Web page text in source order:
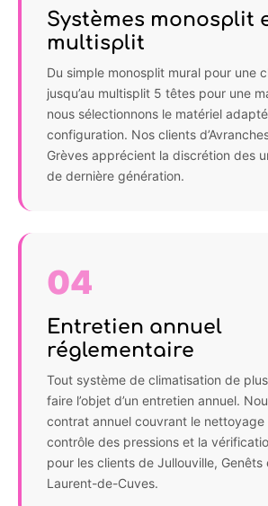
Systèmes monosplit
multisplit
Du simple monosplit mural pour une
jusqu’au multisplit 5 têtes pour une
nous sélectionnons le matériel
configuration. Nos clients
Grèves apprécient la discrétion des
de dernière génération.
04
Entretien annuel
réglementaire
Tout système de climatisation de
faire l’objet d’un entretien annuel.
contrat annuel couvrant le nettoyage
contrôle des pressions et la
pour les clients de Jullouville, Genêts
Laurent-de-Cuves.